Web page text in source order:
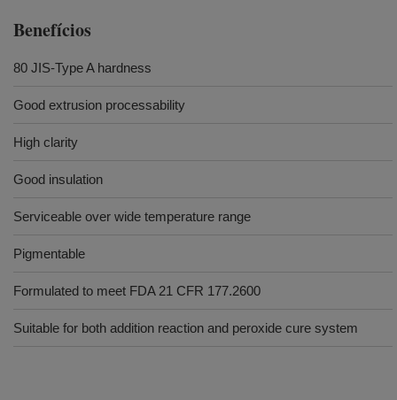
Benefícios
80 JIS-Type A hardness
Good extrusion processability
High clarity
Good insulation
Serviceable over wide temperature range
Pigmentable
Formulated to meet FDA 21 CFR 177.2600
Suitable for both addition reaction and peroxide cure system